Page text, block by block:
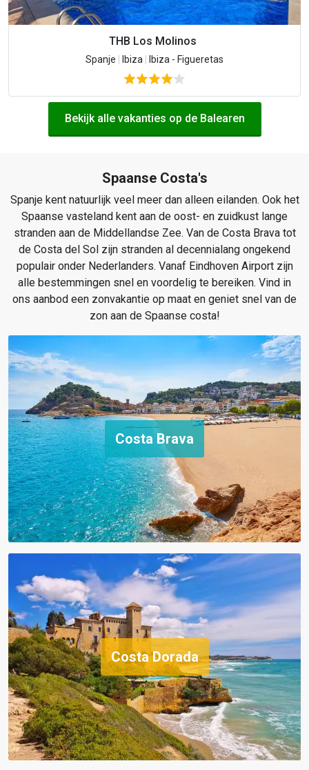
THB Los Molinos
Spanje Ibiza Ibiza - Figueretas
Bekijk alle vakanties op de Balearen
Spaanse Costa's
Spanje kent natuurlijk veel meer dan alleen eilanden. Ook het
Spaanse vasteland kent aan de oost- en zuidkust lange
stranden aan de Middellandse Zee. Van de Costa Brava tot
de Costa del Sol zijn stranden al decennialang ongekend
populair onder Nederlanders. Vanaf Eindhoven Airport zijn
alle bestemmingen snel en voordelig te bereiken. Vind in
ons aanbod een zonvakantie op maat en geniet snel van de
zon aan de Spaanse costa!
Costa Brava
Costa Dorada